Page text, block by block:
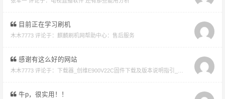
目前正在学习刷机
木木7773 评论于： 麒麟刷机网帮助中心：售后服务
感谢有这么好的网站
木木7773 评论于： 下载器_创维E900V22C固件下载及版本说明指引_看好在下载避免刷成砖
牛p，很实用！！